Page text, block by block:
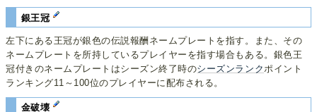
銀王冠
左下にある王冠が銀色の伝説報酬ネームプレートを指す。また、その
ネームプレートを所持しているプレイヤーを指す場合もある。銀色王
冠付きのネームプレートはシーズン終了時のシーズンランクポイント
ランキング11～100位のプレイヤーに配布される。
金破壊